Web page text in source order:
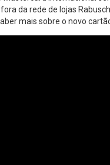
da rede de lojas
mais sobre o novo